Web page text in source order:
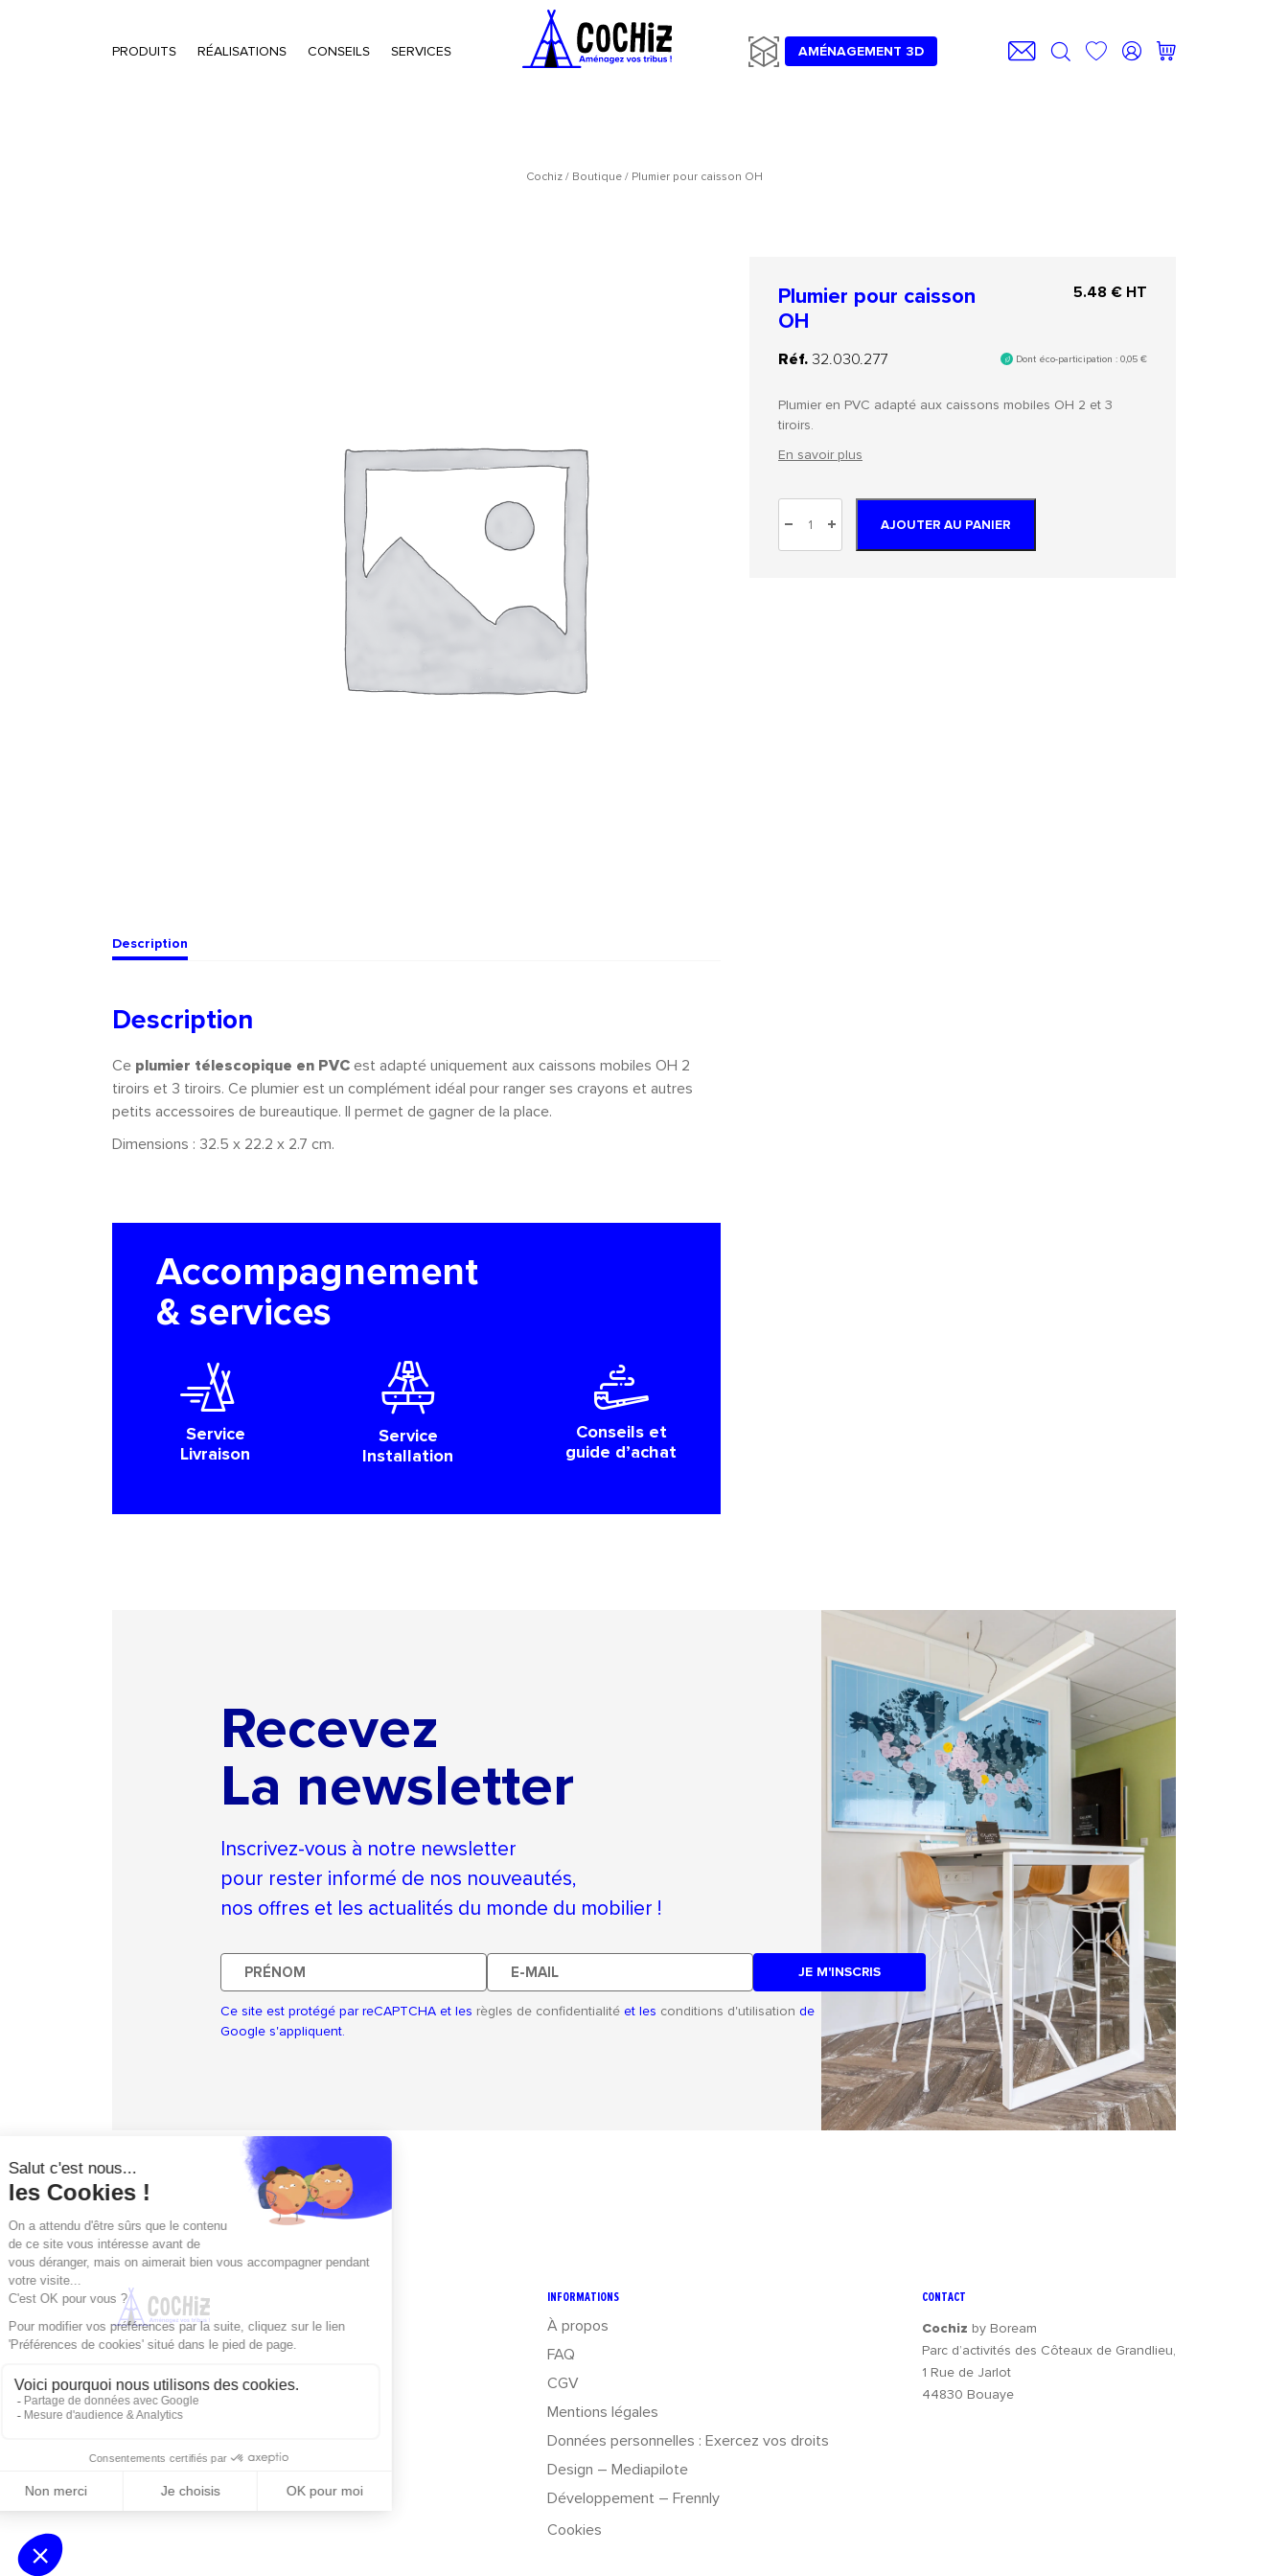
PRODUITS RÉALISATIONS CONSEILS SERVICES AMÉNAGEMENT 3D
Cochiz/ Boutique/ Plumier pour caisson OH
Description
Description
Ce plumier télescopique en PVCest adapté uniquement aux caissons mobiles OH 2
tiroirs et 3 tiroirs. Ce plumier est un complément idéal pour ranger ses crayons et autres
petits accessoires de bureautique. Il permet de gagner de la place.
Dimensions : 32.5 x 22.2 x 2.7 cm.
Accompagnement
& services
Service
Livraison
Service
Installation
Conseils et
guide d’achat
Plumier pour caisson
OH
Réf. 32.030.277
5.48 € HT
Dont éco-participation : 0,05 €
Plumier en PVC adapté aux caissons mobiles OH 2 et 3
tiroirs.
En savoir plus
AJOUTER AU PANIER
Recevez
La newsletter
Inscrivez-vous à notre newsletter
pour rester informé de nos nouveautés,
nos offres et les actualités du monde du mobilier !
Prénom
E-
mail
Ce site est protégé par reCAPTCHA et les règles de confidentialitéet les conditions d'utilisation de
Google s'appliquent.
INFORMATIONS
À propos
FAQ
CGV
Mentions légales
Données personnelles : Exercez vos droits
Design – Mediapilote
Développement – Frennly
Cookies
CONTACT
Cochiz by Boream
Parc d’activités des Côteaux de Grandlieu,
1 Rue de Jarlot
44830 Bouaye